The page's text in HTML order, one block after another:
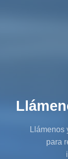
Llámenos
para